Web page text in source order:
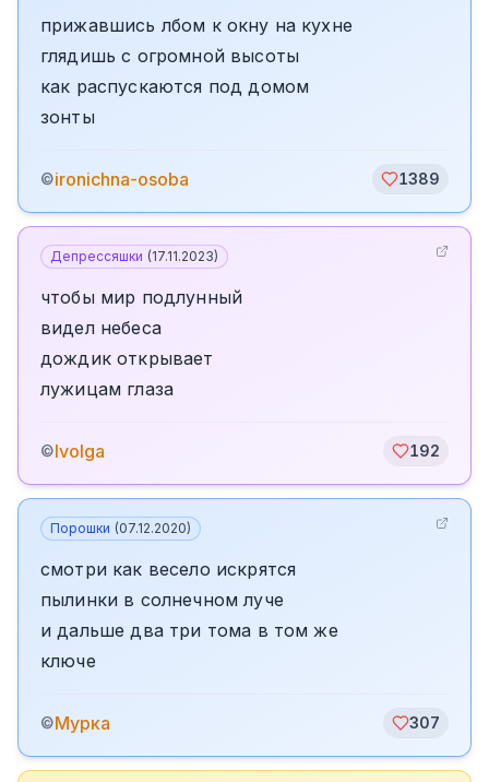
прижавшись лбом к окну на кухне
глядишь с огромной высоты
как распускаются под домом
зонты
©ironichna-osoba 1389
Депрессяшки (17.11.2023)
чтобы мир подлунный
видел небеса
дождик открывает
лужицам глаза
©Ivolga 192
Порошки (07.12.2020)
смотри как весело искрятся
пылинки в солнечном луче
и дальше два три тома в том же
ключе
©Мурка 307